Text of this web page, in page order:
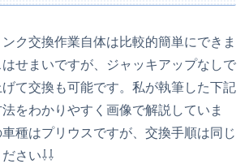
ク交換作業自体は比較的簡単にできま
せまいですが、ジャッキアップなしで
て交換も可能です。私が執筆した下記
をわかりやすく画像で解説していま
種はプリウスですが、交換手順は同じ
さい⇩⇩